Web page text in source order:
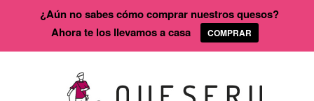
¿Aún no sabes cómo comprar nuestros quesos?
Ahora te los llevamos a casa
COMPRAR